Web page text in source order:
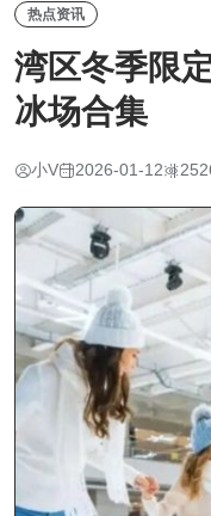
热点资讯
湾区冬季限
冰场合集
小V 2026-01-12